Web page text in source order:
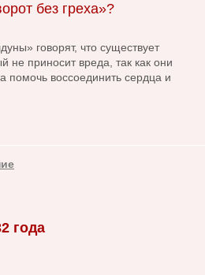
без греха»?
говорят, что существует
не приносит вреда, так как они
помочь воссоединить сердца и
года